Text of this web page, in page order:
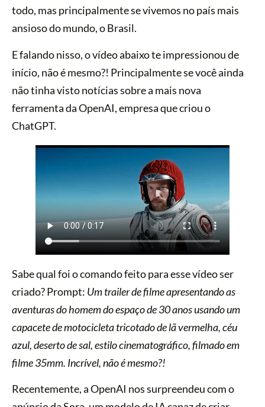
todo, mas principalmente se vivemos no país mais
ansioso do mundo, o Brasil.
E falando nisso, o vídeo abaixo te impressionou de
início, não é mesmo?! Principalmente se você ainda
não tinha visto notícias sobre a mais nova
ferramenta da OpenAI, empresa que criou o
ChatGPT.
Sabe qual foi o comando feito para esse vídeo ser
criado? Prompt: Um trailer de filme apresentando as
aventuras do homem do espaço de 30 anos usando um
capacete de motocicleta tricotado de lã vermelha, céu
azul, deserto de sal, estilo cinematográfico, filmado em
filme 35mm. Incrível, não é mesmo?!
Recentemente, a OpenAI nos surpreendeu com o